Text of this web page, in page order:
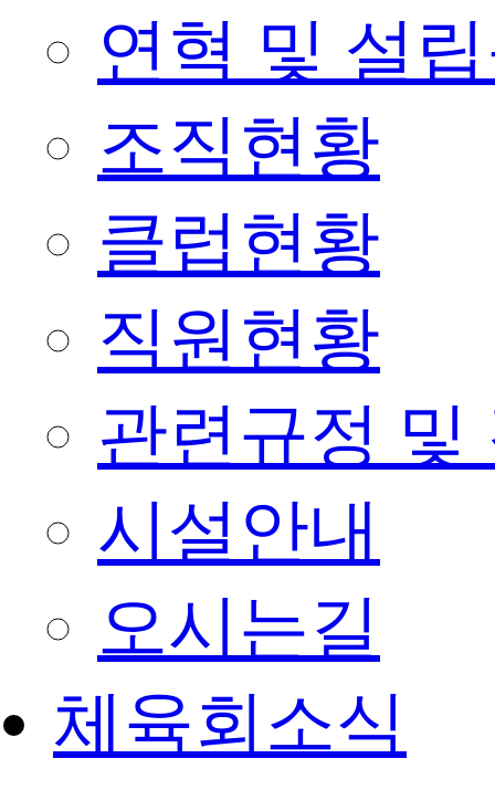
연혁 및 설
조직현황
클럽현황
직원현황
관련규정 및
시설안내
오시는길
체육회소식